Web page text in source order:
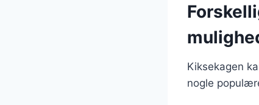
Kiksekagen
nogle